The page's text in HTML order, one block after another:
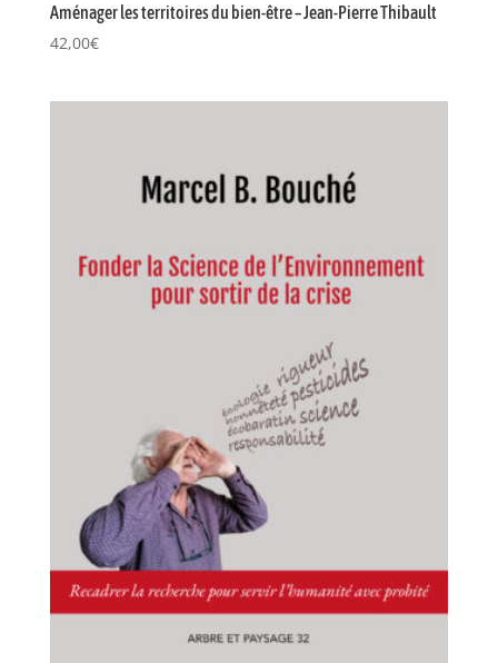
Aménager les territoires du bien-être – Jean-Pierre Thibault
42,00€